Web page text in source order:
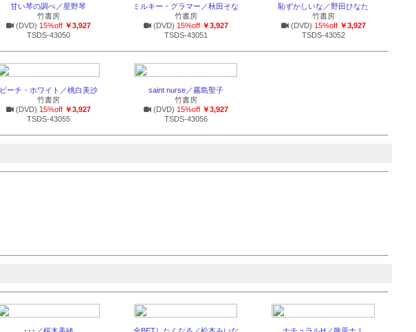
甘い琴の調べ／星野琴
竹書房
(DVD) 15%off ￥3,927
TSDS-43050
ミルキー・グラマー／秋田そな
竹書房
(DVD) 15%off ￥3,927
TSDS-43051
恥ずかしいな／野田ひなた
竹書房
(DVD) 15%off ￥3,927
TSDS-43052
ピーチ・ホワイト／桃白美沙
竹書房
(DVD) 15%off ￥3,927
TSDS-43055
saint nurse／霧島聖子
竹書房
(DVD) 15%off ￥3,927
TSDS-43056